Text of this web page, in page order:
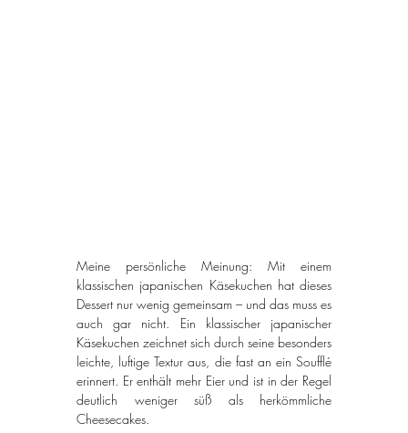
Meine persönliche Meinung: Mit einem
klassischen japanischen Käsekuchen hat dieses
Dessert nur wenig gemeinsam – und das muss es
auch gar nicht. Ein klassischer japanischer
Käsekuchen zeichnet sich durch seine besonders
leichte, luftige Textur aus, die fast an ein Soufflé
erinnert. Er enthält mehr Eier und ist in der Regel
deutlich weniger süß als herkömmliche
Cheesecakes.